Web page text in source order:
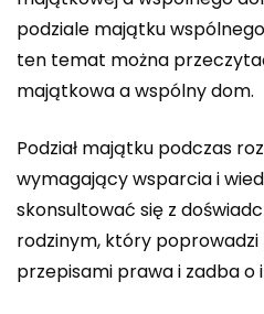
podziale majątku
ten temat można
majątkowa a wspólny dom.
Podział majątku podczas
wymagający wsparcia i
skonsultować się z
rodzinym, który
przepisami prawa i zadba o